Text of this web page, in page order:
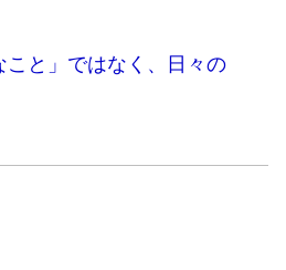
こと」ではなく、日々の